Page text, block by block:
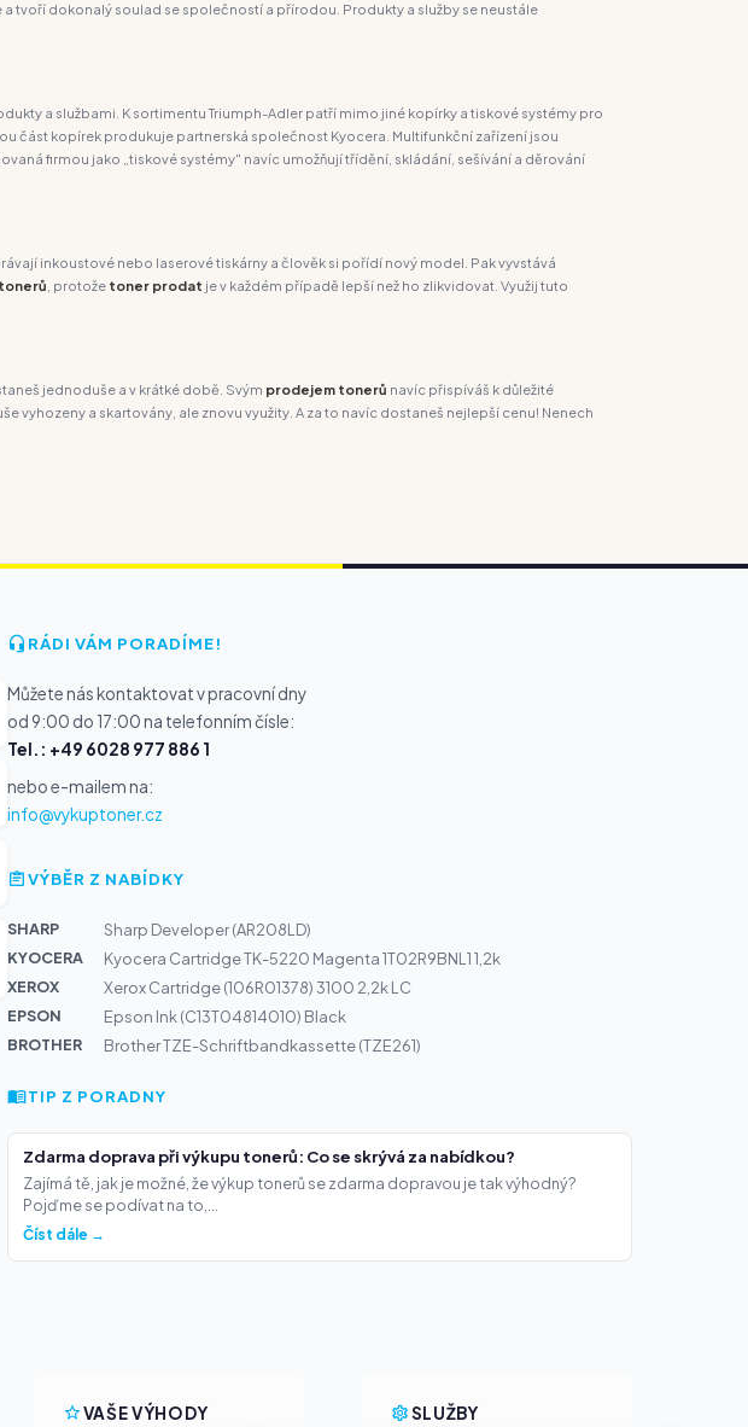
dokonalý soulad se společností a přírodou. Produkty a služby se neustále
a službami. K sortimentu Triumph-Adler patří mimo jiné kopírky a tiskové systémy pro
část kopírek produkuje partnerská společnost Kyocera. Multifunkční zařízení jsou
firmou jako „tiskové systémy" navíc umožňují třídění, skládání, sešívání a děrování
inkoustové nebo laserové tiskárny a člověk si pořídí nový model. Pak vyvstává
, protože toner prodat je v každém případě lepší než ho zlikvidovat. Využij tuto
jednoduše a v krátké době. Svým prodejem tonerů navíc přispíváš k důležité
vyhozeny a skartovány, ale znovu využity. A za to navíc dostaneš nejlepší cenu! Nenech
RÁDI VÁM PORADÍME!
Můžete nás kontaktovat v pracovní dny
od 9:00 do 17:00 na telefonním čísle:
Tel.: +49 6028 977 886 1
nebo e-mailem na:
info@vykuptoner.cz
VÝBĚR Z NABÍDKY
SHARP
Sharp Developer (AR208LD)
KYOCERA
Kyocera Cartridge TK-5220 Magenta 1T02R9BNL1 1,2k
XEROX
Xerox Cartridge (106R01378) 3100 2,2k LC
EPSON
Epson Ink (C13T04814010) Black
BROTHER
Brother TZE-Schriftbandkassette (TZE261)
TIP Z PORADNY
Zdarma doprava při výkupu tonerů: Co se skrývá za nabídkou?
Zajímá tě, jak je možné, že výkup tonerů se zdarma dopravou je tak výhodný?
Pojďme se podívat na to,...
Číst dále →
VAŠE VÝHODY SLUŽBY